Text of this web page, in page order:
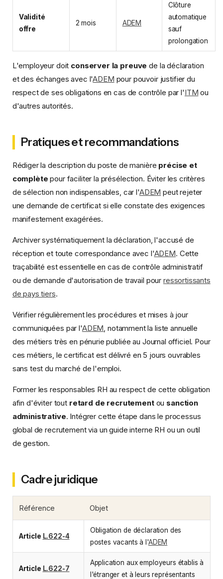
Validité
offre
2 mois ADEM
Clôture
automatique
sauf
prolongation
L'employeur doit conserver la preuve de la déclaration
et des échanges avec l'ADEM pour pouvoir justifier du
respect de ses obligations en cas de contrôle par l'ITM ou
d'autres autorités.
Pratiques et recommandations
Rédiger la description du poste de manière précise et
complète pour faciliter la présélection. Éviter les critères
de sélection non indispensables, car l'ADEM peut rejeter
une demande de certificat si elle constate des exigences
manifestement exagérées.
Archiver systématiquement la déclaration, l'accusé de
réception et toute correspondance avec l'ADEM. Cette
traçabilité est essentielle en cas de contrôle administratif
ou de demande d'autorisation de travail pour ressortissants
de pays tiers.
Vérifier régulièrement les procédures et mises à jour
communiquées par l'ADEM , notamment la liste annuelle
des métiers très en pénurie publiée au Journal officiel. Pour
ces métiers, le certificat est délivré en 5 jours ouvrables
sans test du marché de l'emploi.
Former les responsables RH au respect de cette obligation
afin d'éviter tout retard de recrutementou sanction
administrative. Intégrer cette étape dans le processus
global de recrutement via un guide interne RH ou un outil
de gestion.
Cadre juridique
Référence Objet
Article L.622-4
Obligation de déclaration des
postes vacants à l'ADEM
Article L.622-7
Application aux employeurs établis à
l'étranger et à leurs représentants